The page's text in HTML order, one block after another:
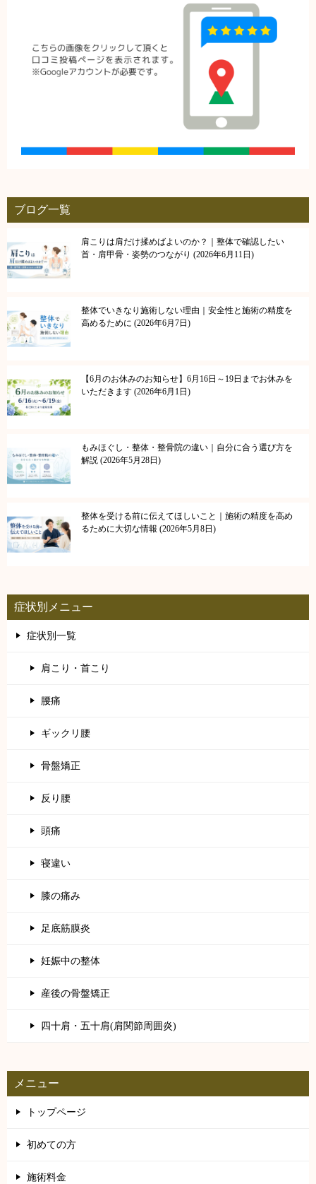
ブログ一覧
肩こりは肩だけ揉めばよいのか？｜整体で確認したい
首・肩甲骨・姿勢のつながり
2026年6月11日
整体でいきなり施術しない理由｜安全性と施術の精度を
高めるために 2026年6月7日
【6月のお休みのお知らせ】6月16日～19日までお休みを
いただきます 2026年6月1日
もみほぐし・整体・整骨院の違い｜自分に合う選び方を
解説 2026年5月28日
整体を受ける前に伝えてほしいこと｜施術の精度を高め
るために大切な情報 2026年5月8日
症状別メニュー
症状別一覧
肩こり・首こり
腰痛
ギックリ腰
骨盤矯正
反り腰
頭痛
寝違い
膝の痛み
足底筋膜炎
妊娠中の整体
産後の骨盤矯正
四十肩・五十肩(肩関節周囲炎)
メニュー
トップページ
初めての方
施術料金